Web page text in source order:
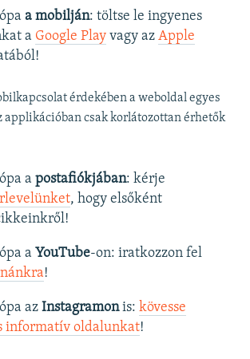
a mobilján: töltse le ingyenes
a Google Playvagy az Apple
érdekében a weboldal egyes
applikációban csak korlátozottan érhetők
a postafiókjában: kérje
, hogy elsőként
a YouTube-on: iratkozzon fel
!
az Instagramonis: kövesse
informatív oldalunkat! ​